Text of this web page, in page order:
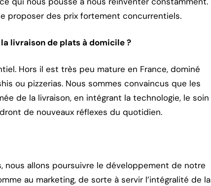
proposer des prix fortement concurrentiels.
livraison de plats à domicile ?
Hors il est très peu mature en France, dominé
ou pizzerias. Nous sommes convaincus que les
de la livraison, en intégrant la technologie, le soin
de nouveaux réflexes du quotidien.
nous allons poursuivre le développement de notre
au marketing, de sorte à servir l’intégralité de la